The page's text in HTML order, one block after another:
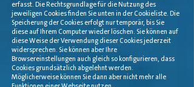
erfasst. Die Rechtsgrundlage für die Nutzung des
jeweiligen Cookies finden Sie unten in der Cookieliste. Die
Speicherung der Cookies erfolgt nur temporär, bis Sie
diese auf Ihrem Computer wieder löschen. Sie können auf
diese Weise der Verwendung dieser Cookies jederzeit
widersprechen. Sie können aber Ihre
Browsereinstellungen auch gleich so konfigurieren, dass
Cookies grundsätzlich abgelehnt werden.
Möglicherweise können Sie dann aber nicht mehr alle